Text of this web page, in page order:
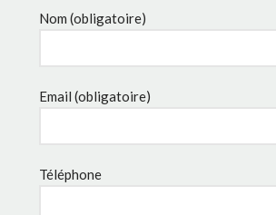
Nom (obligatoire)
Email (obligatoire)
Téléphone